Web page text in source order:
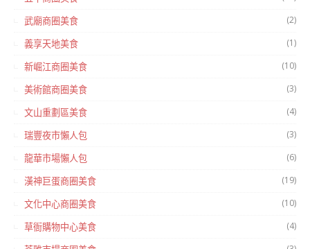
武廟商圈美食 (2)
義享天地美食 (1)
新崛江商圈美食 (10)
美術館商圈美食 (3)
文山重劃區美食 (4)
瑞豐夜市懶人包 (3)
龍華市場懶人包 (6)
漢神巨蛋商圈美食 (19)
文化中心商圈美食 (10)
草衙購物中心美食 (4)